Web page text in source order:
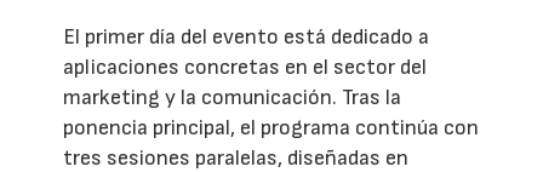
El primer día del evento está dedicado a
aplicaciones concretas en el sector del
marketing y la comunicación. Tras la
ponencia principal, el programa continúa con
tres sesiones paralelas, diseñadas en